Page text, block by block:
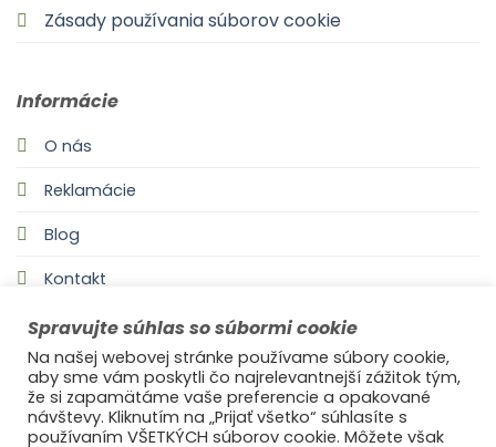
Zásady používania súborov cookie
Informácie
O nás
Reklamácie
Blog
Kontakt
Spravujte súhlas so súbormi cookie
Na našej webovej stránke používame súbory cookie,
aby sme vám poskytli čo najrelevantnejší zážitok tým,
že si zapamätáme vaše preferencie a opakované
návštevy. Kliknutím na „Prijať všetko“ súhlasíte s
používaním VŠETKÝCH súborov cookie. Môžete však